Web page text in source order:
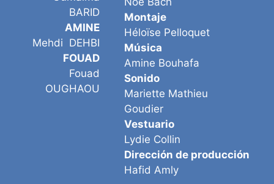
BARID
AMINE
Mehdi DEHBI
FOUAD
Fouad
OUGHAOU
Montaje
Héloïse Pelloquet
Música
Amine Bouhafa
Sonido
Mariette Mathieu
Goudier
Vestuario
Lydie Collin
Dirección de producción
Hafid Amly